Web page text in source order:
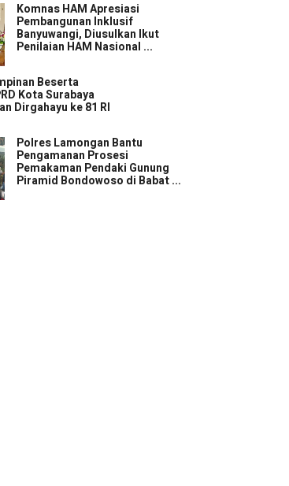
Komnas HAM Apresiasi
Pembangunan Inklusif
Banyuwangi, Diusulkan Ikut
Penilaian HAM Nasional ...
Beserta
Kota Surabaya
Dirgahayu ke 81 RI
Polres Lamongan Bantu
Pengamanan Prosesi
Pemakaman Pendaki Gunung
Piramid Bondowoso di Babat ...